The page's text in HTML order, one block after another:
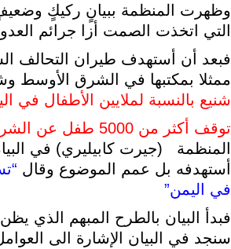
وظهرت المنظمة ببيانٍ ركيكٍ
التي اتخذت الصمت أزا جرائم
فبعد أن أستهدف طيران التحالف
ممثلا بمكتبها في الشرق الأوسط
شنيع بالنسبة لملايين الأطفال في
توقف أكثر من 5000 طفل عن الشرب من المياه كمنشأة حرجة هوجمت للمرة الثالثة))
المنظمة (جيرت كابيليري) في
أستهدفه بل عمم الموضوع وقال
في اليمن”
فبدأ البيان بالطرح المبهم الذي
سنجد في البيان الإشارة الى